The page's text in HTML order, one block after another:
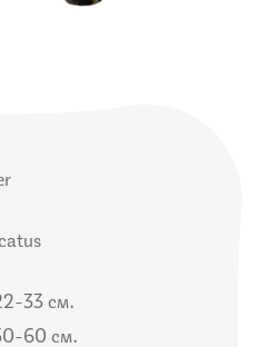
33 см.
60 см.